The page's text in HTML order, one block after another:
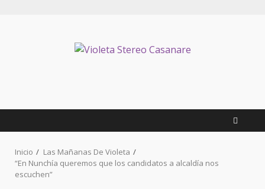
Inicio
Las Mañanas De Violeta
“En Nunchía queremos que los candidatos a alcaldía nos
escuchen”